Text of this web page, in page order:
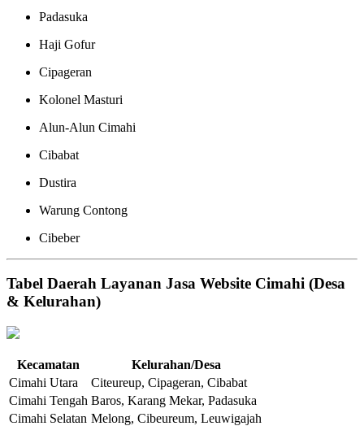
Padasuka
Haji Gofur
Cipageran
Kolonel Masturi
Alun-Alun Cimahi
Cibabat
Dustira
Warung Contong
Cibeber
Tabel Daerah Layanan Jasa Website Cimahi (Desa
& Kelurahan)
Kecamatan
Kelurahan/Desa
Cimahi Utara
Citeureup, Cipageran, Cibabat
Cimahi Tengah Baros, Karang Mekar, Padasuka
Cimahi Selatan Melong, Cibeureum, Leuwigajah